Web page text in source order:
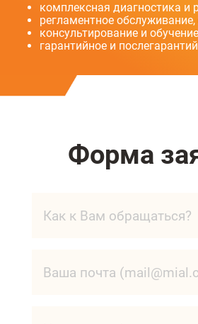
комплексная диагностика и
регламентное
консультирование и
гарантийное и
Форма